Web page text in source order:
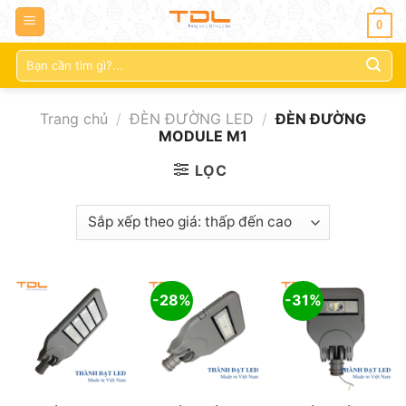
0
Tìm
kiếm:
Trang chủ / ĐÈN ĐƯỜNG LED / ĐÈN ĐƯỜNG
MODULE M1
LỌC
-28% -31%